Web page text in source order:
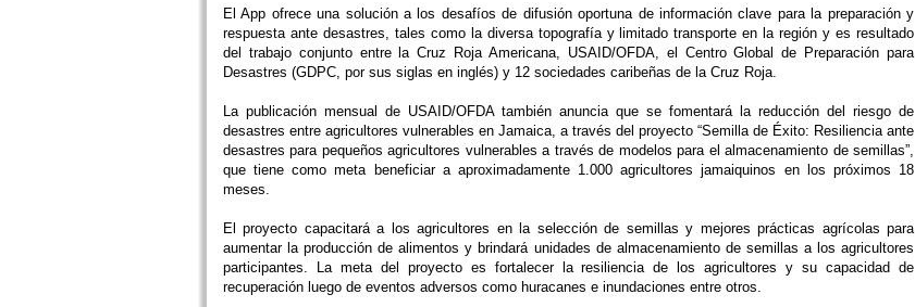
El App ofrece una solución a los desafíos de difusión oportuna de información clave para la preparación y
respuesta ante desastres, tales como la diversa topografía y limitado transporte en la región y es resultado
del trabajo conjunto entre la Cruz Roja Americana, USAID/OFDA, el Centro Global de Preparación para
Desastres (GDPC, por sus siglas en inglés) y 12 sociedades caribeñas de la Cruz Roja.
La publicación mensual de USAID/OFDA también anuncia que se fomentará la reducción del riesgo de
desastres entre agricultores vulnerables en Jamaica, a través del proyecto “Semilla de Éxito: Resiliencia ante
desastres para pequeños agricultores vulnerables a través de modelos para el almacenamiento de semillas”,
que tiene como meta beneficiar a aproximadamente 1.000 agricultores jamaiquinos en los próximos 18
meses.
El proyecto capacitará a los agricultores en la selección de semillas y mejores prácticas agrícolas para
aumentar la producción de alimentos y brindará unidades de almacenamiento de semillas a los agricultores
participantes. La meta del proyecto es fortalecer la resiliencia de los agricultores y su capacidad de
recuperación luego de eventos adversos como huracanes e inundaciones entre otros.